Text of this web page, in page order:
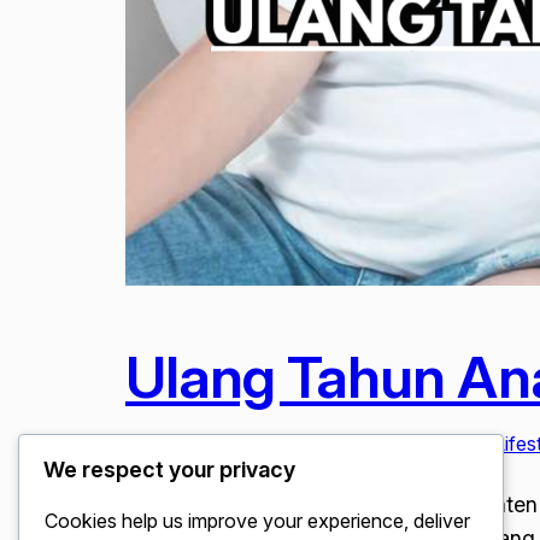
Ulang Tahun
Januari 23, 2026Artis & Selebriti, Beauty &
Ulang Tahun Anak Mama Lita Buat
We respect your privacy
Cookies help us improve your experience, deliver